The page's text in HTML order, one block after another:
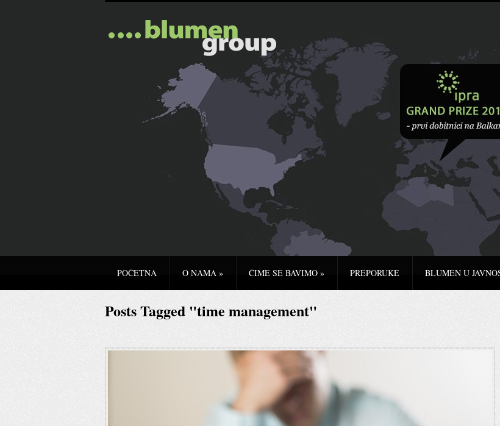
POČETNA O NAMA » ČIME SE BAVIMO » PREPORUKE BLUMEN U
Posts Tagged "time management"